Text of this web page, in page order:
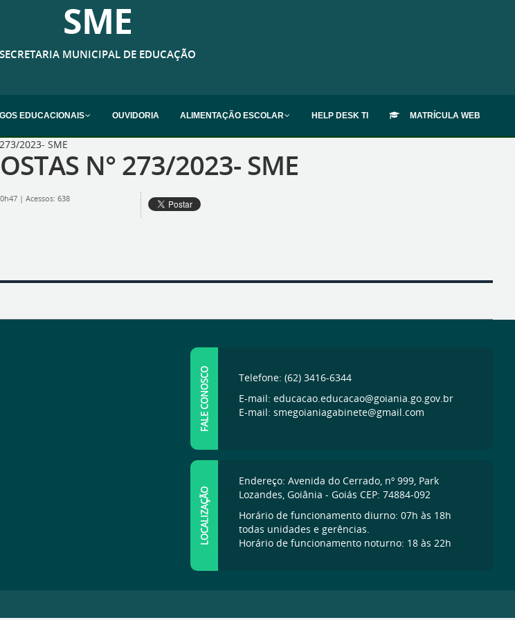
SME
SECRETARIA MUNICIPAL DE EDUCAÇÃO
EDUCACIONAIS OUVIDORIA ALIMENTAÇÃO ESCOLAR HELP DESK TI MATRÍCULA WEB
2023- SME
N° 273/2023- SME
| Acessos: 638
FALE CONOSCO
Telefone: (62) 3416-6344
E-mail: educacao.educacao@goiania.go.gov.br
E-mail: smegoianiagabinete@gmail.com
LOCALIZAÇÃO
Endereço: Avenida do Cerrado, nº 999, Park
Lozandes, Goiânia - Goiás CEP: 74884-092
Horário de funcionamento diurno: 07h às 18h
todas unidades e gerências.
Horário de funcionamento noturno: 18 às 22h